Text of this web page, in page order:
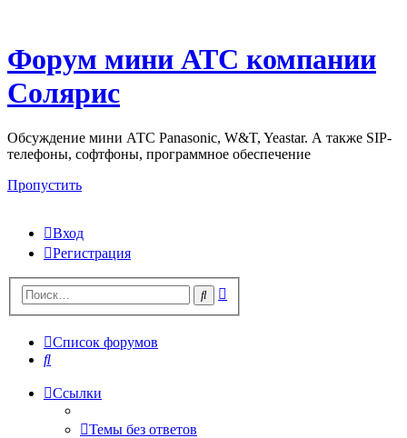
Форум мини АТС компании
Солярис
Обсуждение мини АТС Panasonic, W&T, Yeastar. А также SIP-
телефоны, софтфоны, программное обеспечение
Пропустить
Вход
Регистрация
Поиск
Список форумов
Поиск
Ссылки
Темы без ответов